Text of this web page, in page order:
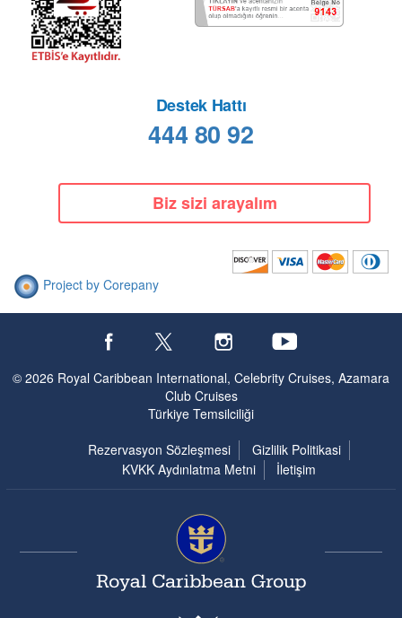
Destek Hattı
444 80 92
Biz sizi arayalım
Project by Corepany
© 2026 Royal Caribbean International, Celebrity Cruises, Azamara
Club Cruises
Türkiye Temsilciliği
Rezervasyon Sözleşmesi
Gizlilik Politikasi
KVKK Aydınlatma Metni
İletişim